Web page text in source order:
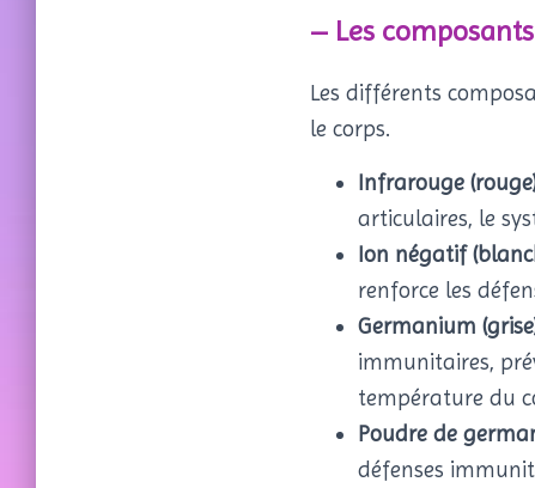
– Les
Les différents
le corps.
Infrarouge
articulaires, le
Ion négatif
renforce les
Germanium
immunitaires,
température du
Poudre de
défenses